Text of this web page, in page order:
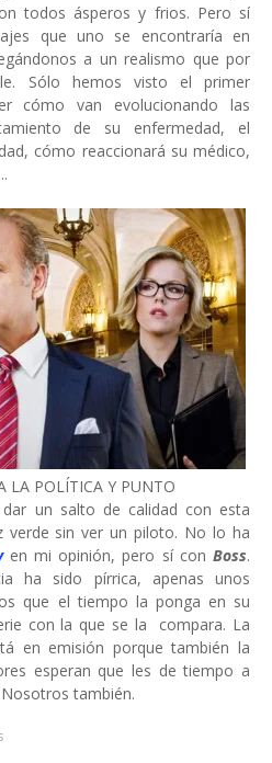
todos ásperos y frios. Pero sí
que uno se encontraría en
a un realismo que por
Sólo hemos visto el primer
cómo van evolucionando las
de su enfermedad, el
cómo reaccionará su médico,
LA POLÍTICA Y PUNTO
un salto de calidad con esta
verde sin ver un piloto. No lo ha
en mi opinión, pero sí conBoss.
ha sido pírrica, apenas unos
que el tiempo la ponga en su
con la que se la compara. La
en emisión porque también la
esperan que les de tiempo a
también.